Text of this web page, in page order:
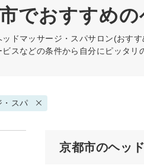
でおすすめ
ッドマッサージ・スパサロン(おす
スなどの条件から自分にピッタリ
・スパ
京都市のヘッ